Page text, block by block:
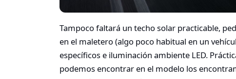
Tampoco faltará un techo solar practicable,
en el maletero (algo poco habitual en un
específicos e iluminación ambiente LED.
podemos encontrar en el modelo los